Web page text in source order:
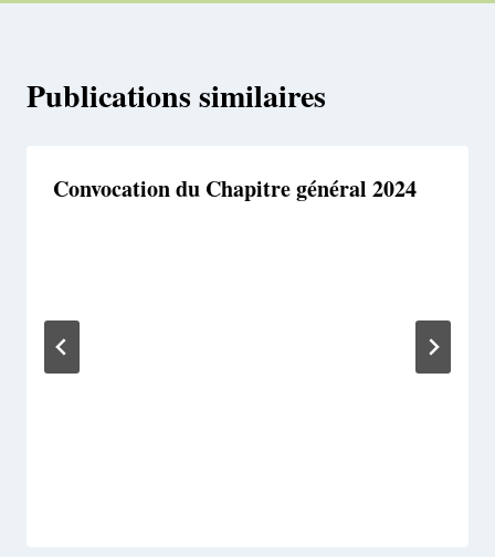
Publications similaires
Convocation du Chapitre général 2024